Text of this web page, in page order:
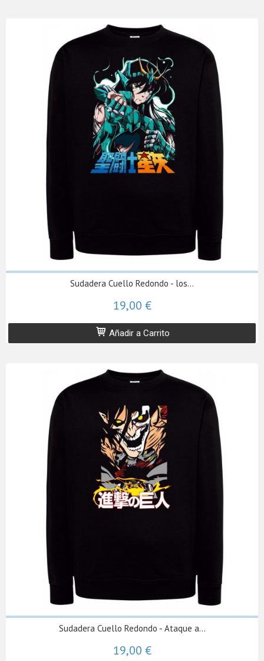
Sudadera Cuello Redondo - los...
19,00 €
Añadir a Carrito
Sudadera Cuello Redondo - Ataque a...
19,00 €